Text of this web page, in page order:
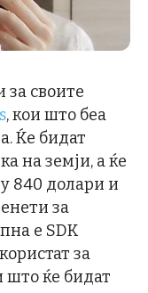
за своите
, кои што беа
Ќе бидат
на земји, а ќе
840 долари и
за
е SDK
за
што ќе бидат